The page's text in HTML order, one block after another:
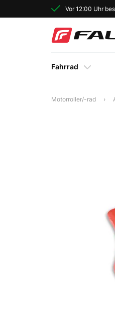
Vor 12:00 Uhr
Fahrrad
Motorroller/-rad